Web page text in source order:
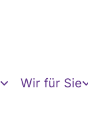
Wir für Sie